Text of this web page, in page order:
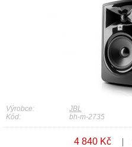
Výrobce:
JBL
Kód:
bh-m-2735
4 840 Kč